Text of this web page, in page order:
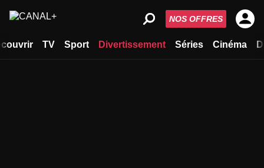
TV Sport Divertissement Séries Cinéma
NOS OFFRES